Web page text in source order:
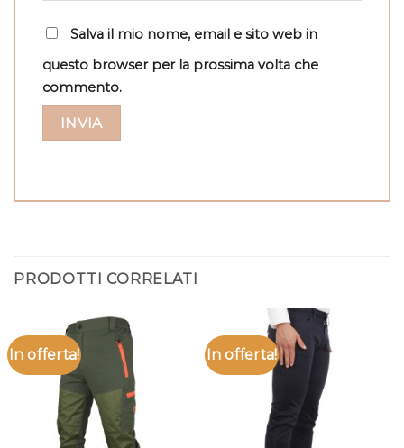
Salva il mio nome, email e sito web in
questo browser per la prossima volta che
commento.
PRODOTTI CORRELATI
In offerta! In offerta!